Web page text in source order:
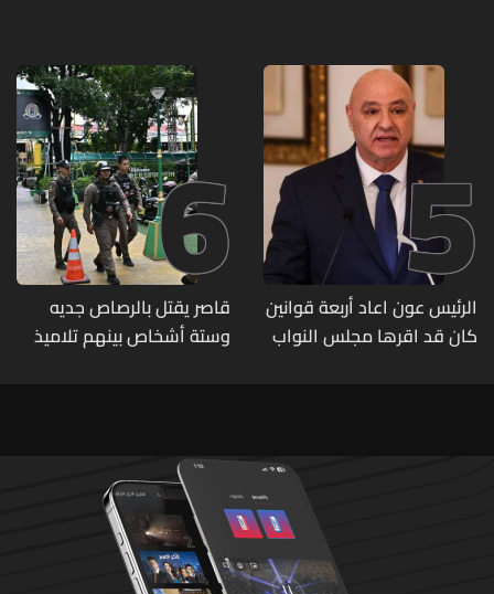
وقع ضحيّة أعماله؟
5
الرئيس عون اعاد أربعة قوانين
كان قد اقرها مجلس النواب
6
قاصر يقتل بالرصاص جديه
وستة أشخاص بينهم تلاميذ